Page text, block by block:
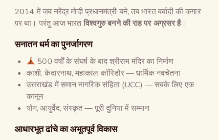
2014 में जब नरेंद्र मोदी प्रधानमंत्री बने, तब भारत बर्बादी की कगार
पर था। परंतु आज भारत विश्वगुरु बनने की राह पर अग्रसर है।
सनातन धर्म का पुनर्जागरण
500 वर्षों के संघर्ष के बाद श्रीराम मंदिर का निर्माण
काशी, केदारनाथ, महाकाल कॉरिडोर — धार्मिक नवचेतना
उत्तराखंड में समान नागरिक संहिता (UCC) — सबके लिए एक
कानून
योग, आयुर्वेद, संस्कृत — पूरी दुनिया में सम्मान
आधारभूत ढांचे का अभूतपूर्व विकास